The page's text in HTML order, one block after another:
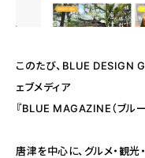
このたび、BLUE DESIGN
ェブメディア
『BLUE MAGAZINE（ブル
唐津を中心に、グルメ・観光